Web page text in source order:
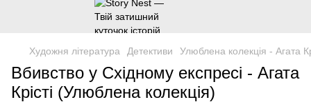
Художня література Детективи Улюблена колекція - Агата
Вбивство у Східному експресі - Агата
Крісті (Улюблена колекція)